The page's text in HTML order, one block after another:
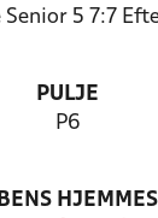
Senior 5 7:7
PULJE
P6